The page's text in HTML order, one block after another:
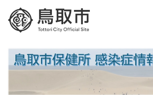
メニューを飛ばして本文へ